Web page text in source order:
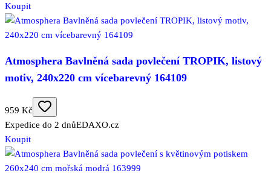
Koupit
Atmosphera Bavlněná sada povlečení TROPIK, listový
motiv, 240x220 cm vícebarevný 164109
959 Kč
Expedice do 2 dnůEDAXO.cz
Koupit